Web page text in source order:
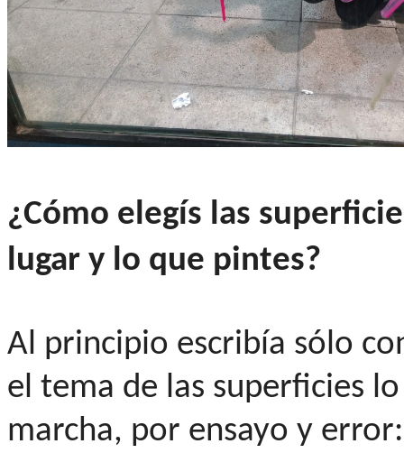
¿Cómo elegís las
lugar y lo que pintes?
Al principio escribía sólo
el tema de las superficies
marcha, por ensayo y